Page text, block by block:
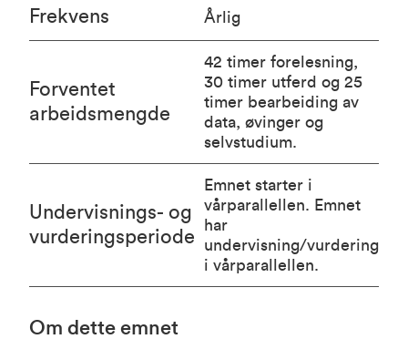
Om dette emnet
Frekvens Årlig
Forventet
arbeidsmengde
42 timer forelesning,
30 timer utferd og 25
timer bearbeiding av
data, øvinger og
selvstudium.
Undervisnings- og
vurderingsperiode
Emnet starter i
vårparallellen. Emnet
har
undervisning/vurdering
i vårparallellen.